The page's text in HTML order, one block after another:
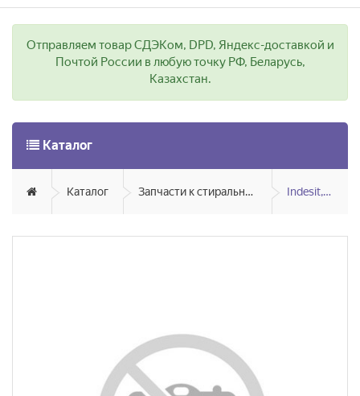
Отправляем товар СДЭКом, DPD, Яндекс-доставкой и
Почтой России в любую точку РФ, Беларусь,
Казахстан.
Каталог
Каталог Запчасти к стиральным и посудомоечным машинам Indesit, Ariston, Hotpoint